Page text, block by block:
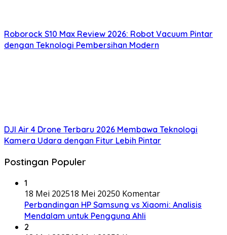
Roborock S10 Max Review 2026: Robot Vacuum Pintar
dengan Teknologi Pembersihan Modern
DJI Air 4 Drone Terbaru 2026 Membawa Teknologi
Kamera Udara dengan Fitur Lebih Pintar
Postingan Populer
1
18 Mei 202518 Mei 20250 Komentar
Perbandingan HP Samsung vs Xiaomi: Analisis
Mendalam untuk Pengguna Ahli
2